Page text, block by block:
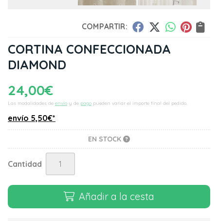
COMPARTIR:
CORTINA CONFECCIONADA
DIAMOND
24,00€
Las modalidades de envío y de pago pueden variar el importe final del pedido.
envío 5,50€*
EN STOCK
Cantidad
Añadir a la cesta